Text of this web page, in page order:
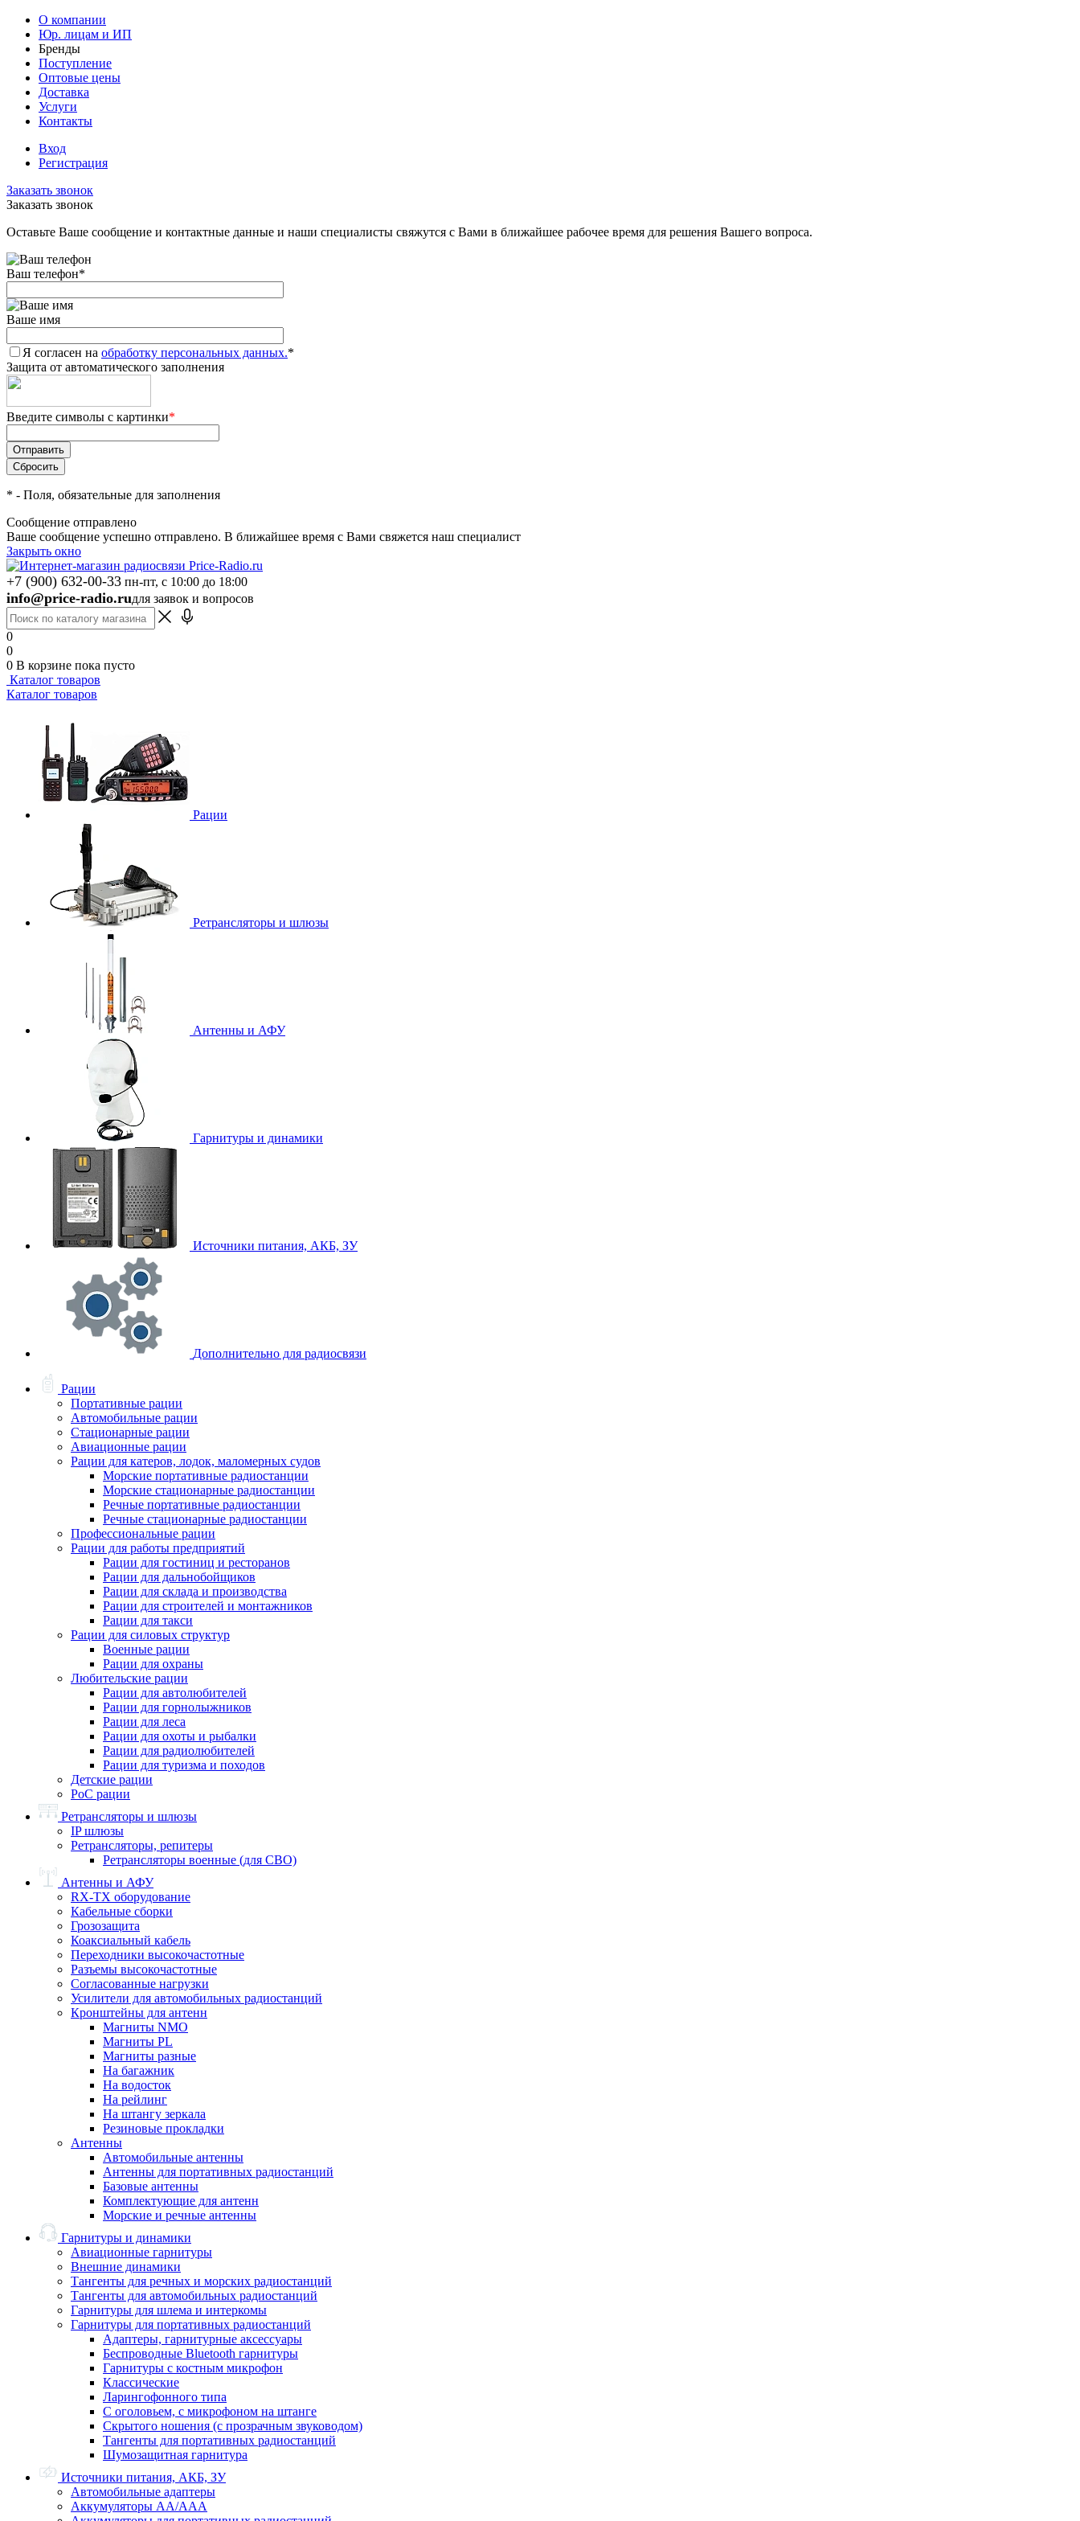
О компании
Юр. лицам и ИП
Бренды
Поступление
Оптовые цены
Доставка
Услуги
Контакты
Вход
Регистрация
Заказать звонок
Заказать звонок
Оставьте Ваше сообщение и контактные данные и наши специалисты свяжутся с Вами в ближайшее рабочее время для решения Вашего вопроса.
Ваш телефон*
Ваше имя
Я согласен на обработку персональных данных.*
Защита от автоматического заполнения
Введите символы с картинки*
* - Поля, обязательные для заполнения
Сообщение отправлено
Ваше сообщение успешно отправлено. В ближайшее время с Вами свяжется наш специалист
Закрыть окно
+7 (900) 632-00-33 пн-пт, с 10:00 до 18:00
info@price-radio.ruдля заявок и вопросов
0
0
0 В корзине пока пусто
Каталог товаров
Каталог товаров
Рации
Ретрансляторы и шлюзы
Антенны и АФУ
Гарнитуры и динамики
Источники питания, АКБ, ЗУ
Дополнительно для радиосвязи
Рации
Портативные рации
Автомобильные рации
Стационарные рации
Авиационные рации
Рации для катеров, лодок, маломерных судов
Морские портативные радиостанции
Морские стационарные радиостанции
Речные портативные радиостанции
Речные стационарные радиостанции
Профессиональные рации
Рации для работы предприятий
Рации для гостиниц и ресторанов
Рации для дальнобойщиков
Рации для склада и производства
Рации для строителей и монтажников
Рации для такси
Рации для силовых структур
Военные рации
Рации для охраны
Любительские рации
Рации для автолюбителей
Рации для горнолыжников
Рации для леса
Рации для охоты и рыбалки
Рации для радиолюбителей
Рации для туризма и походов
Детские рации
PoC рации
Ретрансляторы и шлюзы
IP шлюзы
Ретрансляторы, репитеры
Ретрансляторы военные (для СВО)
Антенны и АФУ
RX-TX оборудование
Кабельные сборки
Грозозащита
Коаксиальный кабель
Переходники высокочастотные
Разъемы высокочастотные
Согласованные нагрузки
Усилители для автомобильных радиостанций
Кронштейны для антенн
Магниты NMO
Магниты PL
Магниты разные
На багажник
На водосток
На рейлинг
На штангу зеркала
Резиновые прокладки
Антенны
Автомобильные антенны
Антенны для портативных радиостанций
Базовые антенны
Комплектующие для антенн
Морские и речные антенны
Гарнитуры и динамики
Авиационные гарнитуры
Внешние динамики
Тангенты для речных и морских радиостанций
Тангенты для автомобильных радиостанций
Гарнитуры для шлема и интеркомы
Гарнитуры для портативных радиостанций
Адаптеры, гарнитурные аксессуары
Беспроводные Bluetooth гарнитуры
Гарнитуры с костным микрофон
Классические
Ларингофонного типа
С оголовьем, с микрофоном на штанге
Скрытого ношения (с прозрачным звуководом)
Тангенты для портативных радиостанций
Шумозащитная гарнитура
Источники питания, АКБ, ЗУ
Автомобильные адаптеры
Аккумуляторы АА/ААА